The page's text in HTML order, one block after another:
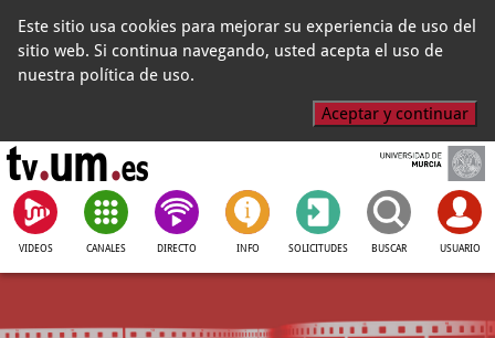
Este sitio usa cookies para mejorar su experiencia de uso del
sitio web. Si continua navegando, usted acepta el uso de
nuestra política de uso.
Aceptar y continuar
VIDEOS CANALES DIRECTO INFO SOLICITUDES BUSCAR USUARIO